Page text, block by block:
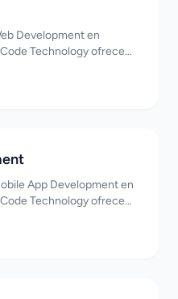
Development en
Technology ofrece
App Development en
Technology ofrece